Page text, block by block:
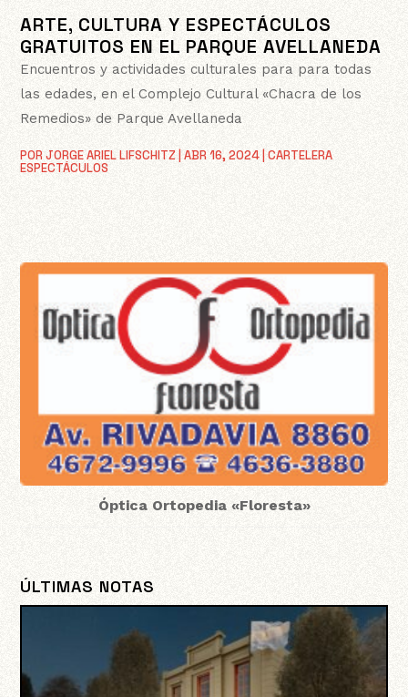
ARTE, CULTURA Y ESPECTÁCULOS
GRATUITOS EN EL PARQUE AVELLANEDA
PORJORGE ARIEL LIFSCHITZ |ABR 16, 2024 |CARTELERA
ESPECTÁCULOS
Encuentros y actividades culturales para para todas
las edades, en el Complejo Cultural «Chacra de los
Remedios» de Parque Avellaneda
Óptica Ortopedia «Floresta»
ÚLTIMAS NOTAS